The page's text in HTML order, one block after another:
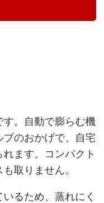
。自動で膨らむ機
のおかげで、自宅
ます。コンパクト
取りません。
るため、蒸れにく